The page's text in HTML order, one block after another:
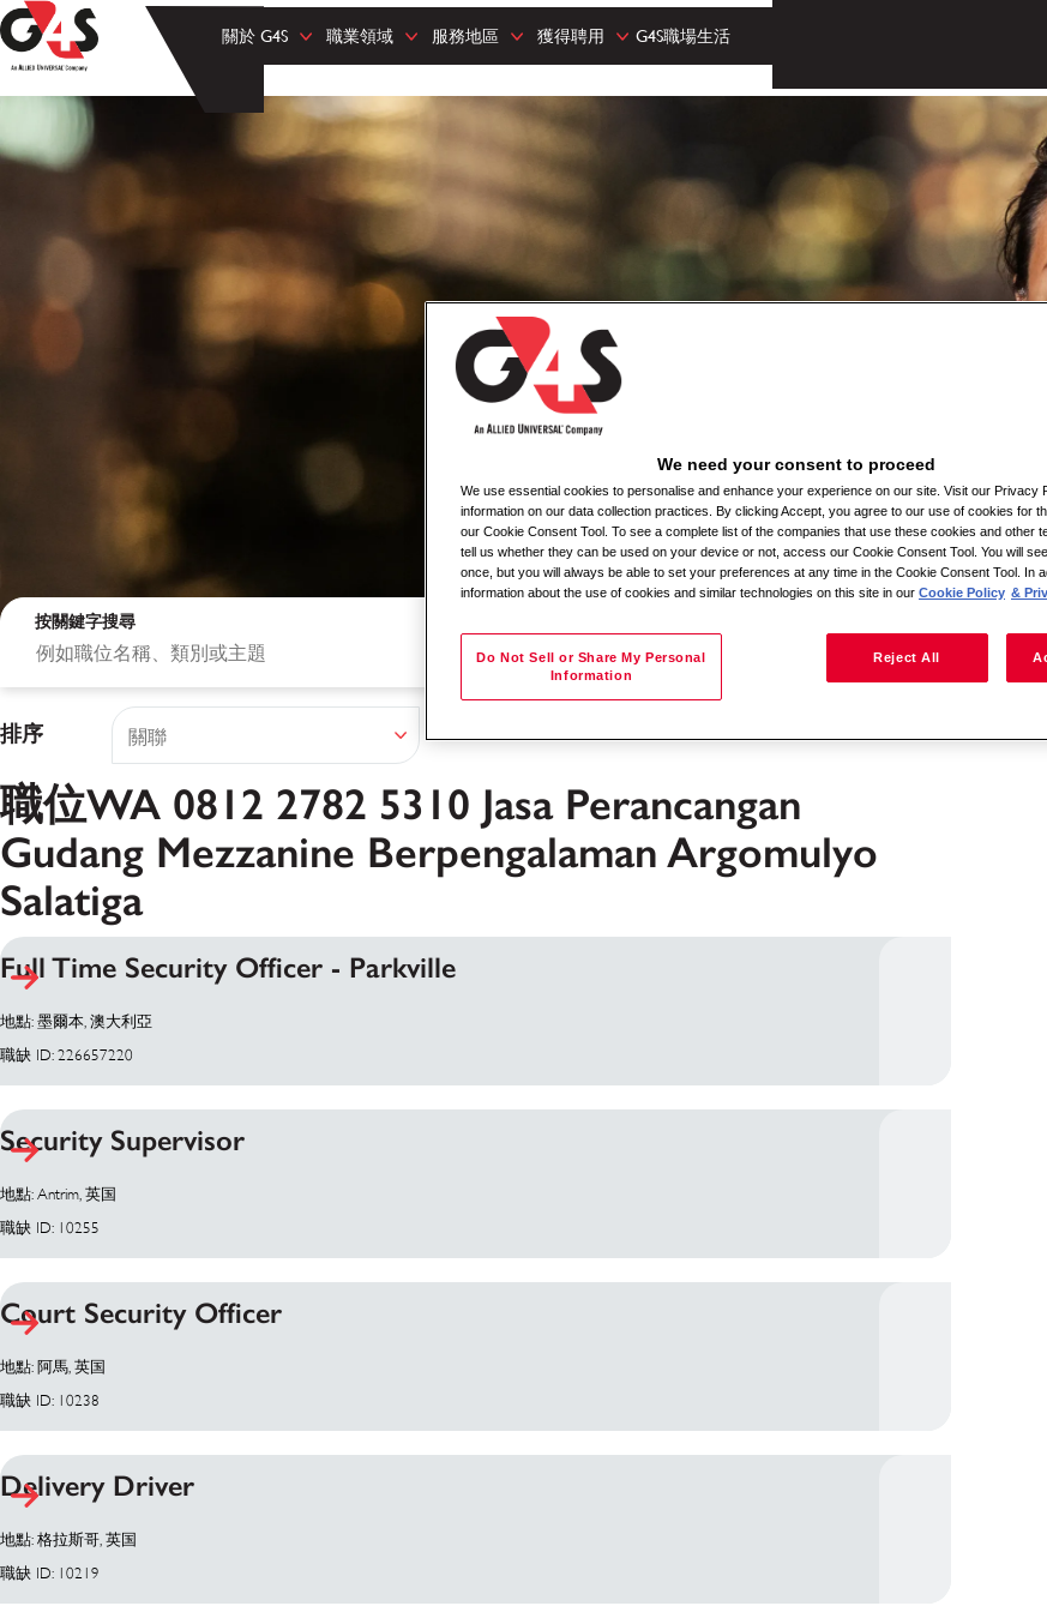
關於 G4S 職業領域 服務地區 獲得聘用 G4S職場生活
搜尋結果
按關鍵字搜尋
排序
職位WA 0812 2782 5310 Jasa Perancangan
Gudang Mezzanine Berpengalaman Argomulyo
Salatiga
Full Time Security Officer - Parkville
地點: 墨爾本, 澳大利亞
職缺 ID: 226657220
Security Supervisor
地點: Antrim, 英国
職缺 ID: 10255
Court Security Officer
地點: 阿馬, 英国
職缺 ID: 10238
Delivery Driver
地點: 格拉斯哥, 英国
職缺 ID: 10219
We need your consent to proceed
We use essential cookies to personalise and enhance your experience on our site. Visit our Privacy
information on our data collection practices. By clicking Accept, you agree to our use of cookies for
our Cookie Consent Tool. To see a complete list of the companies that use these cookies and other
tell us whether they can be used on your device or not, access our Cookie Consent Tool. You will
once, but you will always be able to set your preferences at any time in the Cookie Consent Tool. In
information about the use of cookies and similar technologies on this site in our Cookie Policy &
Do Not Sell or Share My Personal
Information
Reject All